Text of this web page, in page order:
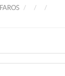
FAROS